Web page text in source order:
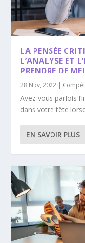
LA PENSÉE
L’ANALYSE ET
PRENDRE DE
28 Nov, 2022 |
Avez-vous parfois
dans votre tête
EN SAVOIR PLUS